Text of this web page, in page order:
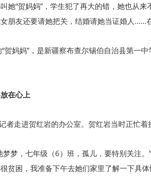
她“贺妈妈”，学生犯了再大的错，她也从
朋友还要请她把关，结婚请她当证婚人……
贺妈妈”，是新疆察布查尔锡伯自治县第一
在心上
者走进贺红岩的办公室。贺红岩当时正忙
梦梦，七年级（6）班，孤儿，要特别关注
贫困，我准备下午去她们家里了解一下具